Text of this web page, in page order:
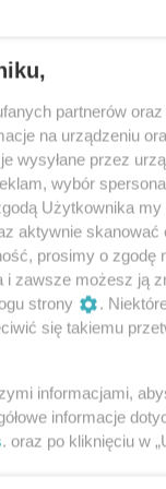
Media
(zdjęcia)
partnerów
na urządzeniu
wysyłane przez
wybór
Użytkownika
aktywnie
prosimy o zgodę
i zawsze możesz ją
strony
.
się takiemu
informacjami,
informacje
. oraz po kliknięciu w